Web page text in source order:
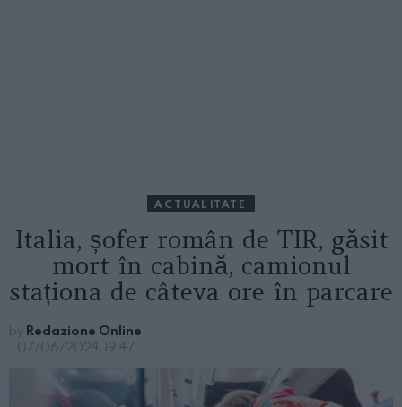
ACTUALITATE
Italia, șofer român de TIR, găsit
mort în cabină, camionul
staționa de câteva ore în parcare
by Redazione Online
07/06/2024, 19:47